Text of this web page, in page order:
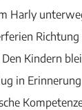
Harly
Richtung
Kindern
in